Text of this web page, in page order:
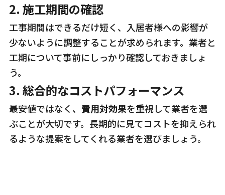
2. 施工期間の確認
工事期間はできるだけ短く、入居者様への影響が
少ないように調整することが求められます。業者と
工期について事前にしっかり確認しておきましょ
う。
3. 総合的なコストパフォーマンス
最安値ではなく、 費用対効果を重視して業者を選
ぶことが大切です。長期的に見てコストを抑えられ
るような提案をしてくれる業者を選びましょう。